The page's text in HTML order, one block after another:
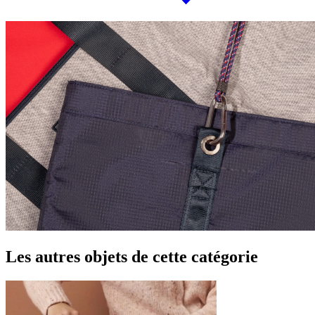
Les autres objets de cette catégorie